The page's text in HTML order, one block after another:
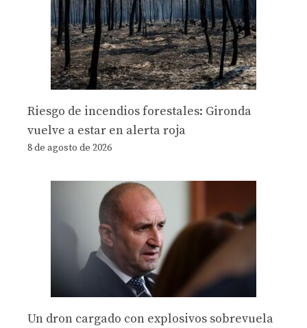
Riesgo de incendios forestales: Gironda
vuelve a estar en alerta roja
8 de agosto de 2026
Un dron cargado con explosivos sobrevuela